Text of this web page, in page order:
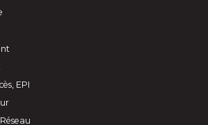
EPI